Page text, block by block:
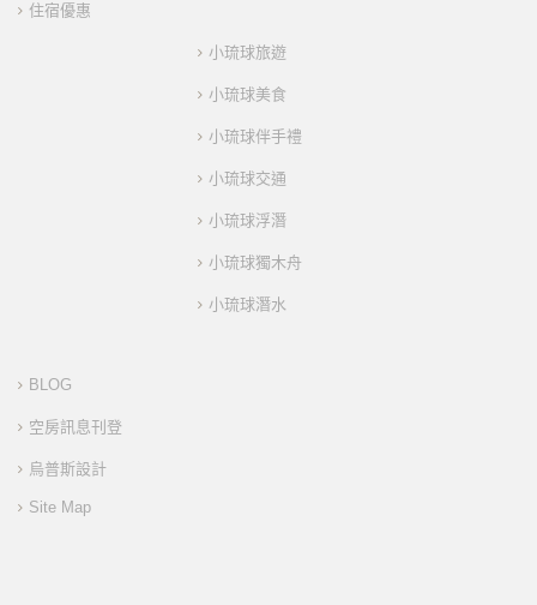
住宿優惠
小琉球旅遊
小琉球美食
小琉球伴手禮
小琉球交通
小琉球浮潛
小琉球獨木舟
小琉球潛水
BLOG
空房訊息刊登
烏普斯設計
Site Map